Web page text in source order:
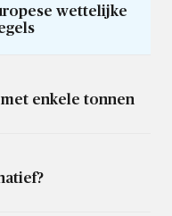
wettelijke
enkele tonnen